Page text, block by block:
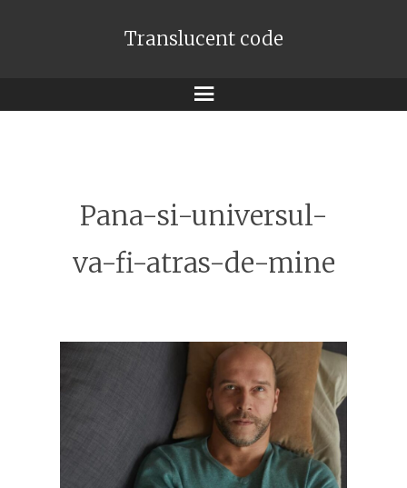
Translucent code
Meniu
Pana-si-universul-
va-fi-atras-de-mine